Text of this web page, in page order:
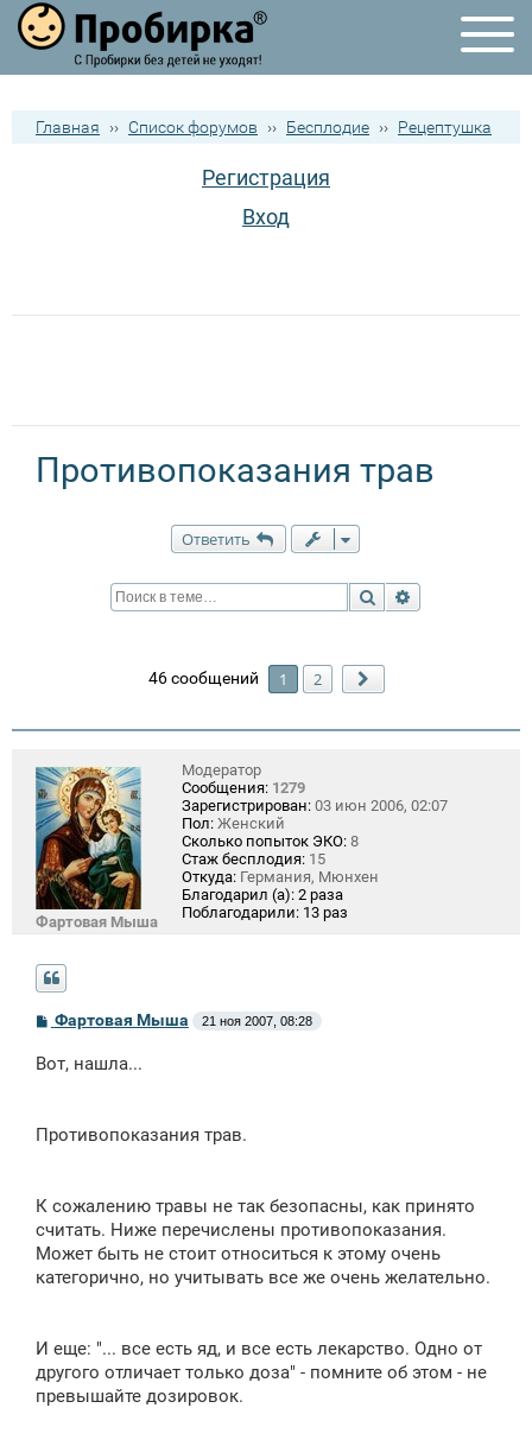
Главная ›› Список форумов ›› Бесплодие ›› Рецептушка
Регистрация
Вход
Противопоказания трав
Ответить
Поиск
46 сообщений 1 2
Фартовая Мыша
Модератор
Сообщения: 1279
Зарегистрирован: 03 июн 2006, 02:07
Пол: Женский
Сколько попыток ЭКО: 8
Стаж бесплодия: 15
Откуда: Германия, Мюнхен
Благодарил (а): 2 раза
Поблагодарили: 13 раз
С
б
и
Фартовая Мыша 21 ноя 2007, 08:28
Вот, нашла...
Противопоказания трав.
К сожалению травы не так безопасны, как принято
считать. Ниже перечислены противопоказания.
Может быть не стоит относиться к этому очень
категорично, но учитывать все же очень желательно.
И еще: "... все есть яд, и все есть лекарство. Одно от
другого отличает только доза" - помните об этом - не
превышайте дозировок.